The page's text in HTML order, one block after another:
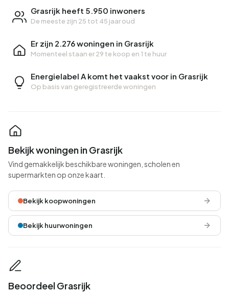
Grasrijk heeft 5.950 inwoners
De meeste zijn 25 tot 45 jaar oud
Er zijn 2.276 woningen in Grasrijk
Momenteel staan er29 te koop en 1 te huur
Energielabel A komt het vaakst voor in Grasrijk
Op basis van geregistreerde woningen
Bekijk woningen in Grasrijk
Vind gemakkelijk beschikbare woningen, scholen en
supermarkten op onze kaart.
Bekijk koopwoningen
Bekijk huurwoningen
Beoordeel Grasrijk